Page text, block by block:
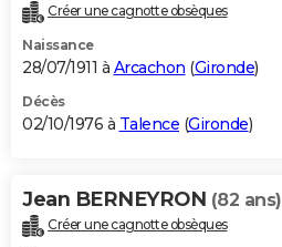
Créer une cagnotte obsèques
Naissance
28/07/1911 à Arcachon (Gironde)
Décès
02/10/1976 à Talence (Gironde)
Jean BERNEYRON (82 ans)
Créer une cagnotte obsèques